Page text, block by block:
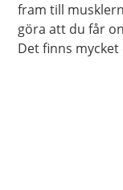
fram till musklerna,
göra att du får
Det finns